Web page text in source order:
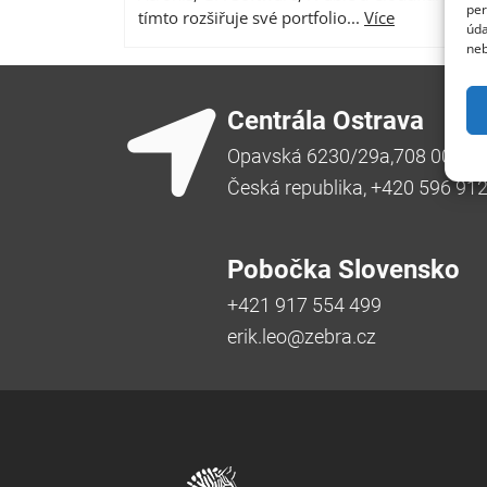
tímto rozšiřuje své portfolio... Více
Centrála Ostrava
Opavská 6230/29a,708 00
Česká republika, +420 596
Pobočka Slovensko
+421 917 554 499
erik.leo@zebra.cz